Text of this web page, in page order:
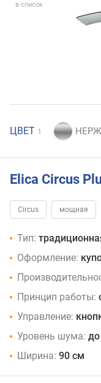
в список
ЦВЕТ 1
Elica Circus
Circus мощная
Тип:
Оформление:
Принцип работы:
Управление:
Уровень шума:
Ширина: 90 см